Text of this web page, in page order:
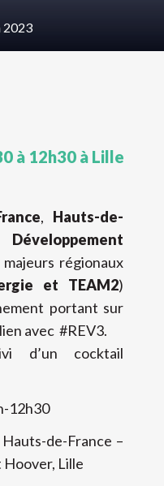
2023
à 12h30 à Lille
, Hauts-de-
régionaux
et TEAM2)
portant sur
avec #REV3.
d’un cocktail
12h30
de-France –
Hoover, Lille